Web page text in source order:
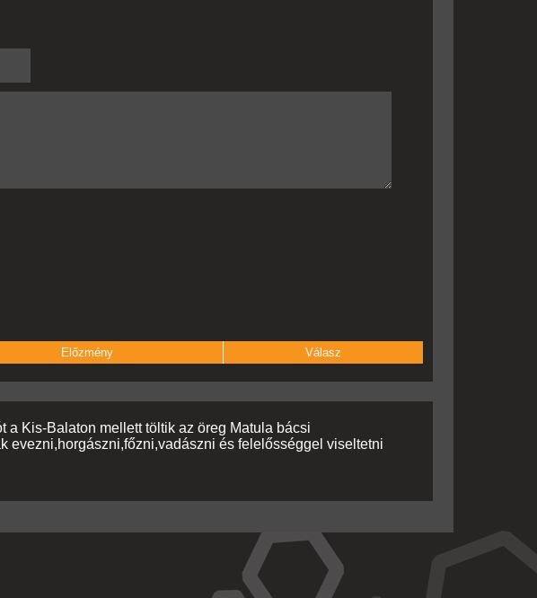
Előzmény Válasz
a Kis-Balaton mellett töltik az öreg Matula bácsi
evezni,horgászni,főzni,vadászni és felelősséggel viseltetni